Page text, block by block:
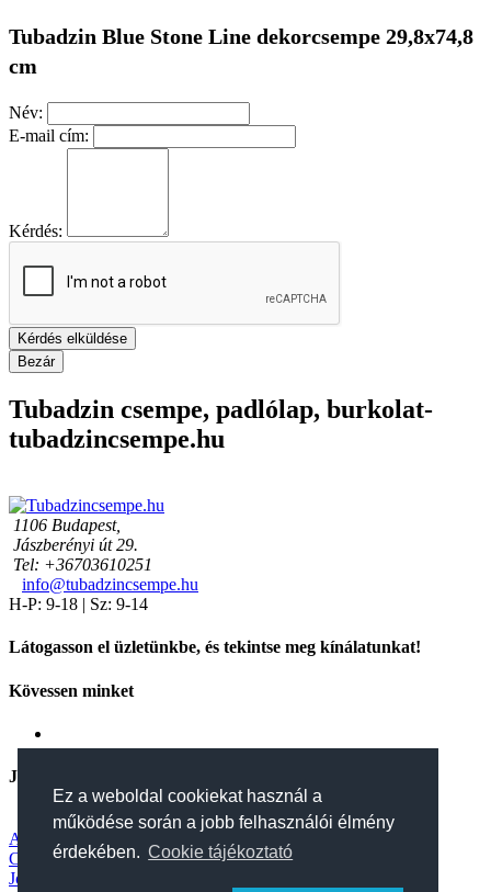
Ez a weboldal cookiekat használ a
működése során a jobb felhasználói élmény
érdekében. Cookie tájékoztató
Tubadzin Blue Stone Line dekorcsempe 29,8x74,8
cm
Név:
E-mail cím:
Kérdés:
Kérdés elküldése
Bezár
Tubadzin csempe, padlólap, burkolat-
tubadzincsempe.hu
1106 Budapest,
Jászberényi út 29.
Tel: +36703610251
info@tubadzincsempe.hu
H-P: 9-18 | Sz: 9-14
Látogasson el üzletünkbe, és tekintse meg kínálatunkat!
Kövessen minket
Jogi nyilatkozatok
Adatvédelmi tájékoztató
Cookie tájékoztató
Jótállás, szavatosság